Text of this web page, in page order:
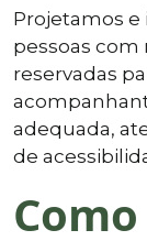
Projetamos e
pessoas com
reservadas
adequada,
de